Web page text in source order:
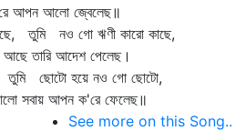
আপন আলো জ্বেলেছ॥
তুমি নও গো ঋণী কারো কাছে,
তারি আদেশ পেলেছ।
তুমি ছোটো হয়ে নও গো ছোটো,
আপন ক'রে ফেলেছ॥
See more on this Song..